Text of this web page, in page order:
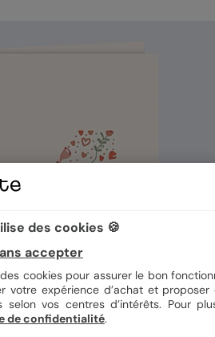
des cookies 🍪
accepter
cookies pour assurer le bon
votre expérience d’achat et
selon vos centres d’intérêts. Pour
de confidentialité.